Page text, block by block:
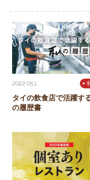
2022.05.1
タイの飲食店で活躍す
の履歴書